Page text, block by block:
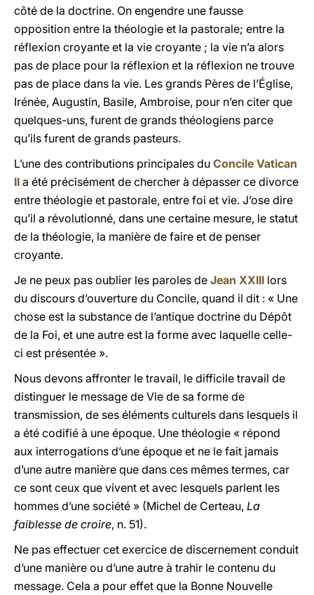
côté de la doctrine. On engendre une fausse
opposition entre la théologie et la pastorale; entre la
réflexion croyante et la vie croyante ; la vie n’a alors
pas de place pour la réflexion et la réflexion ne trouve
pas de place dans la vie. Les grands Pères de l’Église,
Irénée, Augustin, Basile, Ambroise, pour n’en citer que
quelques-uns, furent de grands théologiens parce
qu’ils furent de grands pasteurs.
L’une des contributions principales du Concile Vatican
II a été précisément de chercher à dépasser ce divorce
entre théologie et pastorale, entre foi et vie. J’ose dire
qu’il a révolutionné, dans une certaine mesure, le statut
de la théologie, la manière de faire et de penser
croyante.
Je ne peux pas oublier les paroles de Jean XXIII lors
du discours d’ouverture du Concile, quand il dit : « Une
chose est la substance de l’antique doctrine du Dépôt
de la Foi, et une autre est la forme avec laquelle celle-
ci est présentée ».
Nous devons affronter le travail, le difficile travail de
distinguer le message de Vie de sa forme de
transmission, de ses éléments culturels dans lesquels il
a été codifié à une époque. Une théologie « répond
aux interrogations d’une époque et ne le fait jamais
d’une autre manière que dans ces mêmes termes, car
ce sont ceux que vivent et avec lesquels parlent les
hommes d’une société » (Michel de Certeau, La
faiblesse de croire, n. 51).
Ne pas effectuer cet exercice de discernement conduit
d’une manière ou d’une autre à trahir le contenu du
message. Cela a pour effet que la Bonne Nouvelle